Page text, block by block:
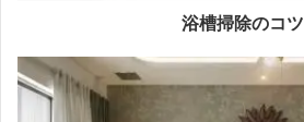
浴槽掃除のコツ